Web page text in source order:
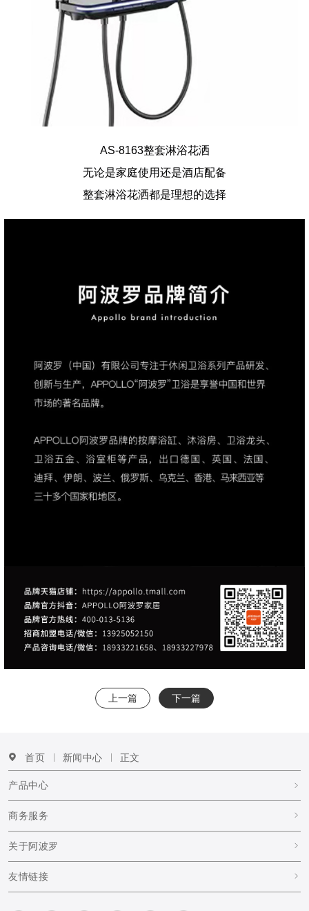
AS-8163整套淋浴花洒
无论是家庭使用还是酒店配备
整套淋浴花洒都是理想的选择
上一篇 下一篇
首页 新闻中心 正文
产品中心
商务服务
关于阿波罗
友情链接